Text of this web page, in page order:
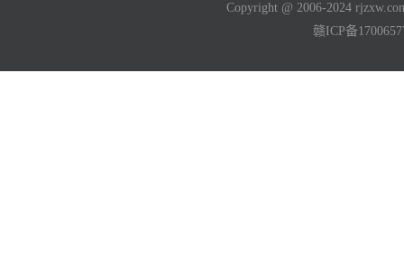
Copyright @ 2006-2024
赣ICP备